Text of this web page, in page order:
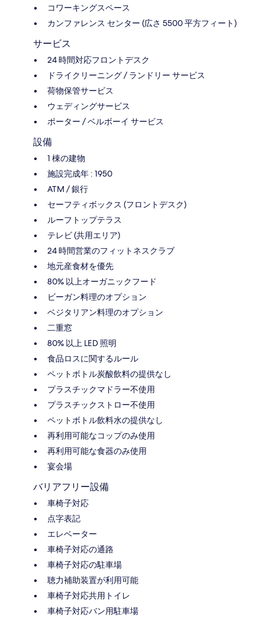
コワーキングスペース
カンファレンス センター (広さ 5500 平方フィート)
サービス
24 時間対応フロントデスク
ドライクリーニング / ランドリー サービス
荷物保管サービス
ウェディングサービス
ポーター / ベルボーイ サービス
設備
1 棟の建物
施設完成年 : 1950
ATM / 銀行
セーフティボックス (フロントデスク)
ルーフトップテラス
テレビ (共用エリア)
24 時間営業のフィットネスクラブ
地元産食材を優先
80% 以上オーガニックフード
ビーガン料理のオプション
ベジタリアン料理のオプション
二重窓
80% 以上 LED 照明
食品ロスに関するルール
ペットボトル炭酸飲料の提供なし
プラスチックマドラー不使用
プラスチックストロー不使用
ペットボトル飲料水の提供なし
再利用可能なコップのみ使用
再利用可能な食器のみ使用
宴会場
バリアフリー設備
車椅子対応
点字表記
エレベーター
車椅子対応の通路
車椅子対応の駐車場
聴力補助装置が利用可能
車椅子対応共用トイレ
車椅子対応バン用駐車場